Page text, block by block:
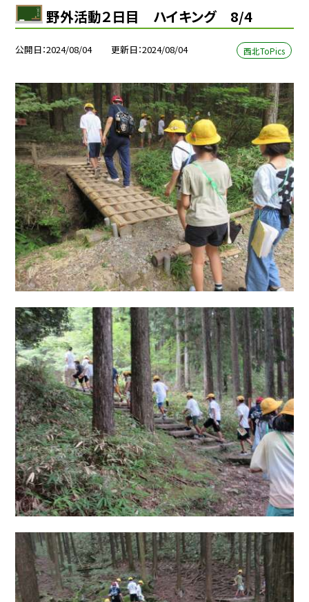
野外活動２日目 ハイキング 8/4
公開日 2024/08/04 更新日 2024/08/04 西北ToPics